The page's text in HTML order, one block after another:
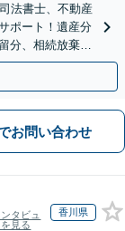
法書士、不動産
ポート！遺産分
分、相続放棄、
】
お問い合わせ
タビュ
見る
香川県